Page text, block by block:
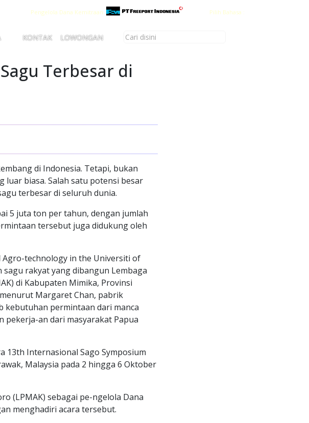
Pengelola Dana Kemitraan Pilih Bahasa :
KONTAK LOWONGAN
Terbesar di
di Indonesia. Tetapi, bukan
luar biasa. Salah satu potensi besar
terbesar di seluruh dunia.
5 juta ton per tahun, dengan jumlah
tersebut juga didukung oleh
technology in the Universiti of
rakyat yang dibangun Lembaga
di Kabupaten Mimika, Provinsi
Margaret Chan, pabrik
kebutuhan permintaan dari manca
pekerja-an dari masyarakat Papua
13th Internasional Sago Symposium
Malaysia pada 2 hingga 6 Oktober
(LPMAK) sebagai pe-ngelola Dana
menghadiri acara tersebut.